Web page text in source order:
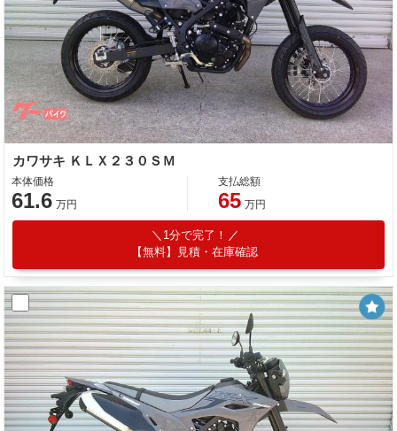
カワサキ ＫＬＸ２３０ＳＭ
本体価格
61.6 万円
支払総額
65 万円
1分で完了！
【無料】見積・在庫確認